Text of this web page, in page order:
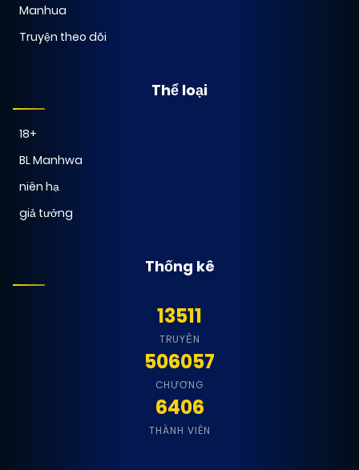
Manhua
Truyện theo dõi
Thể loại
18+
BL Manhwa
niên hạ
giả tưởng
Thống kê
13511
TRUYỆN
506057
CHƯƠNG
6406
THÀNH VIÊN